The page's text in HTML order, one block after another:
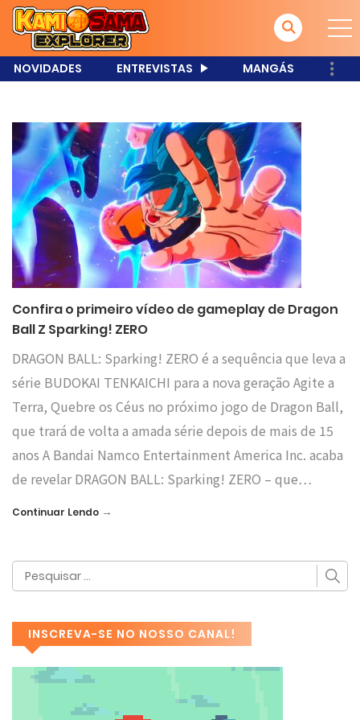
NOVIDADES ENTREVISTAS MANGÁS
Confira o primeiro vídeo de gameplay de Dragon
Ball Z Sparking! ZERO
DRAGON BALL: Sparking! ZERO é a sequência que leva a
série BUDOKAI TENKAICHI para a nova geração Agite a
Terra, Quebre os Céus no próximo jogo de Dragon Ball,
que trará de volta a amada série depois de mais de 15
anos A Bandai Namco Entertainment America Inc. acaba
de revelar DRAGON BALL: Sparking! ZERO – que…
Continuar Lendo →
INSCREVA-SE NO NOSSO CANAL!